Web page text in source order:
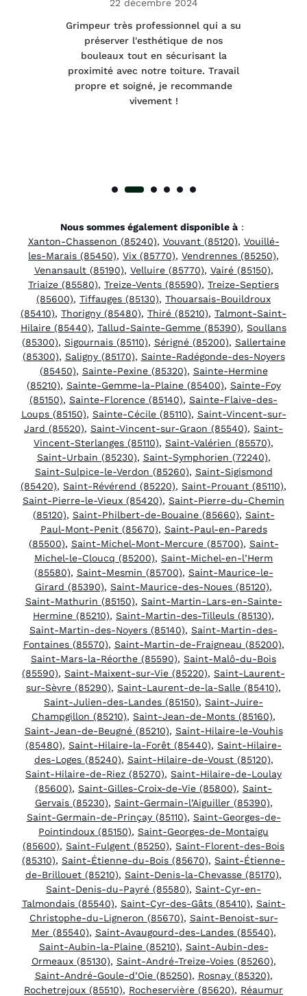
22 décembre 2024
Grimpeur très professionnel qui a su
préserver l'esthétique de nos
bouleaux tout en sécurisant la
proximité avec notre toiture. Travail
propre et soigné, je recommande
vivement !
Nous sommes également disponible à:
Xanton-Chassenon (85240), Vouvant (85120), Vouillé-
les-Marais (85450), Vix (85770), Vendrennes (85250),
Venansault (85190), Velluire (85770), Vairé (85150),
Triaize (85580), Treize-Vents (85590), Treize-Septiers
(85600), Tiffauges (85130), Thouarsais-Bouildroux
(85410), Thorigny (85480), Thiré (85210), Talmont-Saint-
Hilaire (85440), Tallud-Sainte-Gemme (85390), Soullans
(85300), Sigournais (85110), Sérigné (85200), Sallertaine
(85300), Saligny (85170), Sainte-Radégonde-des-Noyers
(85450), Sainte-Pexine (85320), Sainte-Hermine
(85210), Sainte-Gemme-la-Plaine (85400), Sainte-Foy
(85150), Sainte-Florence (85140), Sainte-Flaive-des-
Loups (85150), Sainte-Cécile (85110), Saint-Vincent-sur-
Jard (85520), Saint-Vincent-sur-Graon (85540), Saint-
Vincent-Sterlanges (85110), Saint-Valérien (85570),
Saint-Urbain (85230), Saint-Symphorien (72240),
Saint-Sulpice-le-Verdon (85260), Saint-Sigismond
(85420), Saint-Révérend (85220), Saint-Prouant (85110),
Saint-Pierre-le-Vieux (85420), Saint-Pierre-du-Chemin
(85120), Saint-Philbert-de-Bouaine (85660), Saint-
Paul-Mont-Penit (85670), Saint-Paul-en-Pareds
(85500), Saint-Michel-Mont-Mercure (85700), Saint-
Michel-le-Cloucq (85200), Saint-Michel-en-l’Herm
(85580), Saint-Mesmin (85700), Saint-Maurice-le-
Girard (85390), Saint-Maurice-des-Noues (85120),
Saint-Mathurin (85150), Saint-Martin-Lars-en-Sainte-
Hermine (85210), Saint-Martin-des-Tilleuls (85130),
Saint-Martin-des-Noyers (85140), Saint-Martin-des-
Fontaines (85570), Saint-Martin-de-Fraigneau (85200),
Saint-Mars-la-Réorthe (85590), Saint-Malô-du-Bois
(85590), Saint-Maixent-sur-Vie (85220), Saint-Laurent-
sur-Sèvre (85290), Saint-Laurent-de-la-Salle (85410),
Saint-Julien-des-Landes (85150), Saint-Juire-
Champgillon (85210), Saint-Jean-de-Monts (85160),
Saint-Jean-de-Beugné (85210), Saint-Hilaire-le-Vouhis
(85480), Saint-Hilaire-la-Forêt (85440), Saint-Hilaire-
des-Loges (85240), Saint-Hilaire-de-Voust (85120),
Saint-Hilaire-de-Riez (85270), Saint-Hilaire-de-Loulay
(85600), Saint-Gilles-Croix-de-Vie (85800), Saint-
Gervais (85230), Saint-Germain-l’Aiguiller (85390),
Saint-Germain-de-Prinçay (85110), Saint-Georges-de-
Pointindoux (85150), Saint-Georges-de-Montaigu
(85600), Saint-Fulgent (85250), Saint-Florent-des-Bois
(85310), Saint-Étienne-du-Bois (85670), Saint-Étienne-
de-Brillouet (85210), Saint-Denis-la-Chevasse (85170),
Saint-Denis-du-Payré (85580), Saint-Cyr-en-
Talmondais (85540), Saint-Cyr-des-Gâts (85410), Saint-
Christophe-du-Ligneron (85670), Saint-Benoist-sur-
Mer (85540), Saint-Avaugourd-des-Landes (85540),
Saint-Aubin-la-Plaine (85210), Saint-Aubin-des-
Ormeaux (85130), Saint-André-Treize-Voies (85260),
Saint-André-Goule-d’Oie (85250), Rosnay (85320),
Rochetrejoux (85510), Rocheservière (85620), Réaumur